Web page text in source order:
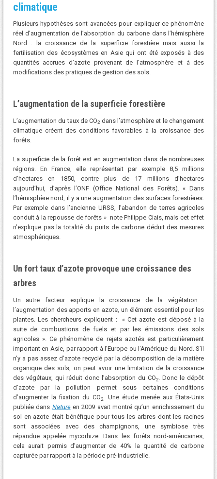
climatique
Plusieurs hypothèses sont avancées pour expliquer ce phénomène
réel d’augmentation de l’absorption du carbone dans l’hémisphère
Nord : la croissance de la superficie forestière mais aussi la
fertilisation des écosystèmes en Asie qui ont été exposés à des
quantités accrues d’azote provenant de l’atmosphère et à des
modifications des pratiques de gestion des sols.
L’augmentation de la superficie forestière
L’augmentation du taux de CO2 dans l’atmosphère et le changement
climatique créent des conditions favorables à la croissance des
forêts.
La superficie de la forêt est en augmentation dans de nombreuses
régions. En France, elle représentait par exemple 8,5 millions
d’hectares en 1850, contre plus de 17 millions d’hectares
aujourd’hui, d’après l’ONF (Office National des Forêts). « Dans
l’hémisphère nord, il y a une augmentation des surfaces forestières.
Par exemple dans l’ancienne URSS, l’abandon de terres agricoles
conduit à la repousse de forêts » note Philippe Ciais, mais cet effet
n’explique pas la totalité du puits de carbone déduit des mesures
atmosphériques.
Un fort taux d’azote provoque une croissance des
arbres
Un autre facteur explique la croissance de la végétation :
l’augmentation des apports en azote, un élément essentiel pour les
plantes. Les chercheurs expliquent : « Cet azote est déposé à la
suite de combustions de fuels et par les émissions des sols
agricoles ». Ce phénomène de rejets azotés est particulièrement
important en Asie, par rapport à l’Europe ou l’Amérique du Nord. S’il
n’y a pas assez d’azote recyclé par la décomposition de la matière
organique des sols, on peut avoir une limitation de la croissance
des végétaux, qui réduit donc l’absorption du CO2. Donc le dépôt
d’azote par la pollution permet sous certaines conditions
d’augmenter la fixation du CO2. Une étude menée aux États-Unis
publiée dans Natureen 2009 avait montré qu’un enrichissement du
sol en azote était bénéfique pour tous les arbres dont les racines
sont associées avec des champignons, une symbiose très
répandue appelée mycorhize. Dans les forêts nord-américaines,
cela aurait permis d’augmenter de 40% la quantité de carbone
capturée par rapport à la période pré-industrielle.